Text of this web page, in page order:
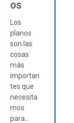
OS
Los
planos
son las
cosas
más
importan
tes que
necesita
mos
para...